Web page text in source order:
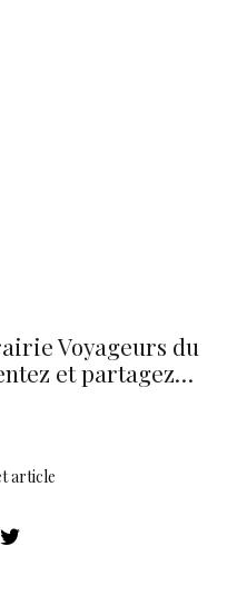
Voyageurs du
et partagez…
article